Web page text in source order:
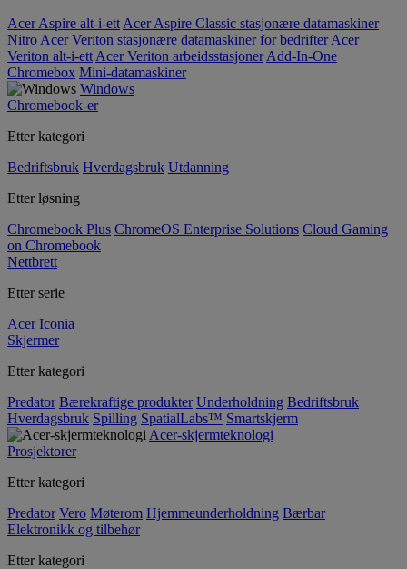
Acer Aspire alt-i-ett Acer Aspire Classic stasjonære datamaskiner
Nitro Acer Veriton stasjonære datamaskiner for bedrifter Acer
Veriton alt-i-ett Acer Veriton arbeidsstasjoner Add-In-One
Chromebox Mini-datamaskiner
Windows
Chromebook-er
Etter kategori
Bedriftsbruk Hverdagsbruk Utdanning
Etter løsning
Chromebook Plus ChromeOS Enterprise Solutions Cloud Gaming
on Chromebook
Nettbrett
Etter serie
Acer Iconia
Skjermer
Etter kategori
Predator Bærekraftige produkter Underholdning Bedriftsbruk
Hverdagsbruk Spilling SpatialLabs™ Smartskjerm
Acer-skjermteknologi
Prosjektorer
Etter kategori
Predator Vero Møterom Hjemmeunderholdning Bærbar
Elektronikk og tilbehør
Etter kategori